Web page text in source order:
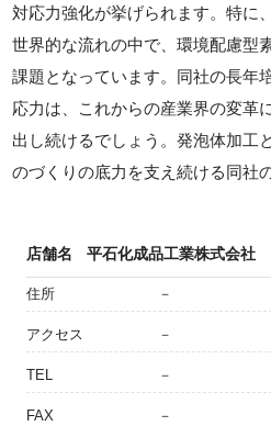
対応力強化が挙げられます。特に
世界的な流れの中で、環境配慮型
課題となっています。同社の長年
応力は、これからの産業界の変革
出し続けるでしょう。発泡体加工
のづくりの底力を支え続ける同社
店舗名 平石化成品工業株式会社
住所 －
アクセス －
TEL －
FAX －